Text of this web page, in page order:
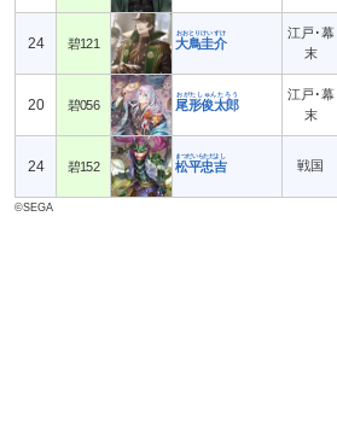
24 碧121 大鳥圭介
おおとりけいすけ
江戸･幕
末
20 碧056 尾形俊太郎
おがたしゅんたろう
江戸･幕
末
24 碧152 松平忠吉
まつだいらただよし
戦国
©SEGA